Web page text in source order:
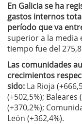
En Galicia se ha
gastos internos
período que va
superior a la media
tiempo fue del
Las comunidades
crecimientos
sido: La Rioja
(+502,5%); Baleares
(+370,2%);
León (+362,4%).